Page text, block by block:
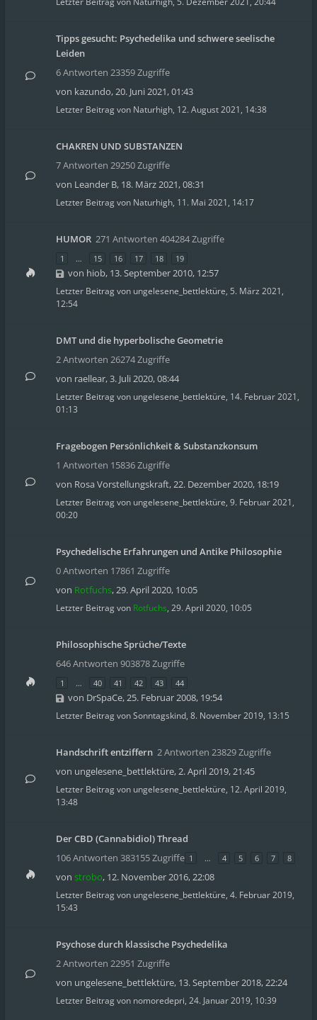
Tipps gesucht: Psychedelika und schwere seelische
Leiden
6 Antworten 23359 Zugriffe
von kazundo,20. Juni 2021, 01:43
Letzter Beitrag von Naturhigh, 12. August 2021, 14:38
CHAKREN UND SUBSTANZEN
7 Antworten 29250 Zugriffe
von Leander B, 18. März 2021, 08:31
Letzter Beitrag von Naturhigh, 11. Mai 2021, 14:17
HUMOR 271 Antworten 404284 Zugriffe
1 … 15 16 17 18 19
von hiob, 13. September 2010, 12:57
Letzter Beitrag von ungelesene_bettlektüre, 5. März 2021,
12:54
DMT und die hyperbolische Geometrie
2 Antworten 26274 Zugriffe
von raellear,3. Juli 2020, 08:44
Letzter Beitrag von ungelesene_bettlektüre, 14. Februar 2021,
01:13
Fragebogen Persönlichkeit & Substanzkonsum
1 Antworten 15836 Zugriffe
von Rosa Vorstellungskraft,22. Dezember 2020, 18:19
Letzter Beitrag von ungelesene_bettlektüre, 9. Februar 2021,
00:20
Psychedelische Erfahrungen und Antike Philosophie
0 Antworten 17861 Zugriffe
von Rotfuchs,29. April 2020, 10:05
Letzter Beitrag von Rotfuchs, 29. April 2020, 10:05
Philosophische Sprüche/Texte
646 Antworten 903878 Zugriffe
1 … 40 41 42 43 44
von DrSpaCe,25. Februar 2008, 19:54
Letzter Beitrag vonSonntagskind, 8. November 2019, 13:15
Handschrift entziffern 2 Antworten 23829 Zugriffe
von ungelesene_bettlektüre,2. April 2019, 21:45
Letzter Beitrag von ungelesene_bettlektüre, 12. April 2019,
13:48
Der CBD (Cannabidiol) Thread
106 Antworten 383155 Zugriffe 1 … 4 5 6 7 8
von strobo, 12. November 2016, 22:08
Letzter Beitrag von ungelesene_bettlektüre, 4. Februar 2019,
15:43
Psychose durch klassische Psychedelika
2 Antworten 22951 Zugriffe
von ungelesene_bettlektüre, 13. September 2018, 22:24
Letzter Beitrag von nomoredepri, 24. Januar 2019, 10:39